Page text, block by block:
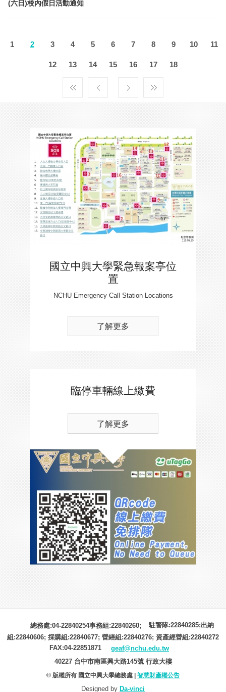
(六日)校內假日活動通知
1 2 3 4 5 6 7 8 9 10 11
12 13 14 15 16 17 18
國立中興大學緊急報案亭位
置
NCHU Emergency Call Station Locations
了解更多
臨停車輛線上繳費
了解更多
總務處:04-22840254事務組:22840260;
駐警隊:22840285;出納
組:22840606; 採購組:22840677; 營繕組:22840276; 資產經營組:22840272
FAX:04-22851871
geaf@nchu.edu.tw
40227 台中市南區興大路145號 行政大樓
© 版權所有 國立中興大學總務處 | 智慧財產權公告
Designed by Da-vinci